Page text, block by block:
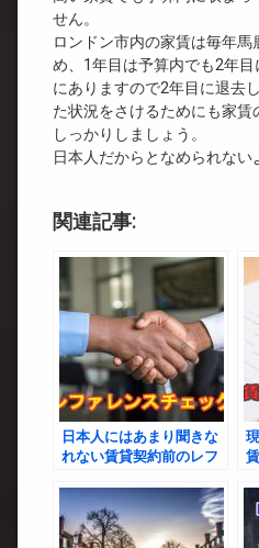
せん。
ロンドン市内の家賃は毎年
め、1年目は予算内でも2年
にありますので2年目に退去
た状況をさけるためにも家
しっかりしましょう。
日本人だからとなめられない
関連記事:
日本人にはあまり聞きな
れない賃貸契約前のレフ